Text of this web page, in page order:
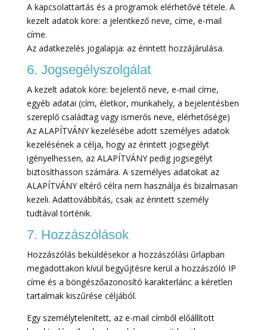
A kapcsolattartás és a programok elérhetővé tétele. A
kezelt adatok köre: a jelentkező neve, címe, e-mail
címe.
Az adatkezelés jogalapja: az érintett hozzájárulása.
6. Jogsegélyszolgálat
A kezelt adatok köre: bejelentő neve, e-mail címe,
egyéb adatai (cím, életkor, munkahely, a bejelentésben
szereplő családtag vagy ismerős neve, elérhetősége)
Az ALAPÍTVÁNY kezelésébe adott személyes adatok
kezelésének a célja, hogy az érintett jogsegélyt
igényelhessen, az ALAPÍTVÁNY pedig jogsegélyt
biztosíthasson számára. A személyes adatokat az
ALAPÍTVÁNY eltérő célra nem használja és bizalmasan
kezeli. Adattovábbítás, csak az érintett személy
tudtával történik.
7. Hozzászólások
Hozzászólás beküldésekor a hozzászólási űrlapban
megadottakon kívül begyűjtésre kerül a hozzászóló IP
címe és a böngészőazonosító karakterlánc a kéretlen
tartalmak kiszűrése céljából.
Egy személytelenített, az e-mail címből előállított